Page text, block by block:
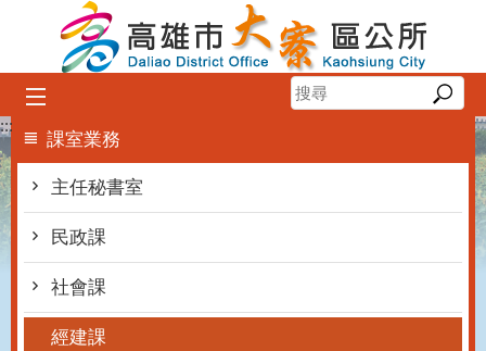
跳到主要內容區塊
:::
課室業務
主任秘書室
民政課
社會課
經建課